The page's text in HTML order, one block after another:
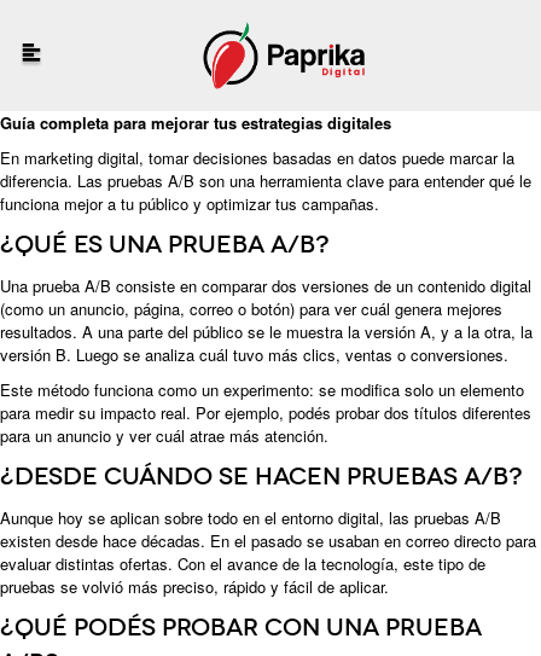
Guía completa para mejorar tus estrategias digitales
En marketing digital, tomar decisiones basadas en datos puede marcar la
diferencia. Las pruebas A/B son una herramienta clave para entender qué le
funciona mejor a tu público y optimizar tus campañas.
¿Qué es una prueba A/B?
Una prueba A/B consiste en comparar dos versiones de un contenido digital
(como un anuncio, página, correo o botón) para ver cuál genera mejores
resultados. A una parte del público se le muestra la versión A, y a la otra, la
versión B. Luego se analiza cuál tuvo más clics, ventas o conversiones.
Este método funciona como un experimento: se modifica solo un elemento
para medir su impacto real. Por ejemplo, podés probar dos títulos diferentes
para un anuncio y ver cuál atrae más atención.
¿Desde cuándo se hacen pruebas A/B?
Aunque hoy se aplican sobre todo en el entorno digital, las pruebas A/B
existen desde hace décadas. En el pasado se usaban en correo directo para
evaluar distintas ofertas. Con el avance de la tecnología, este tipo de
pruebas se volvió más preciso, rápido y fácil de aplicar.
¿Qué podés probar con una prueba